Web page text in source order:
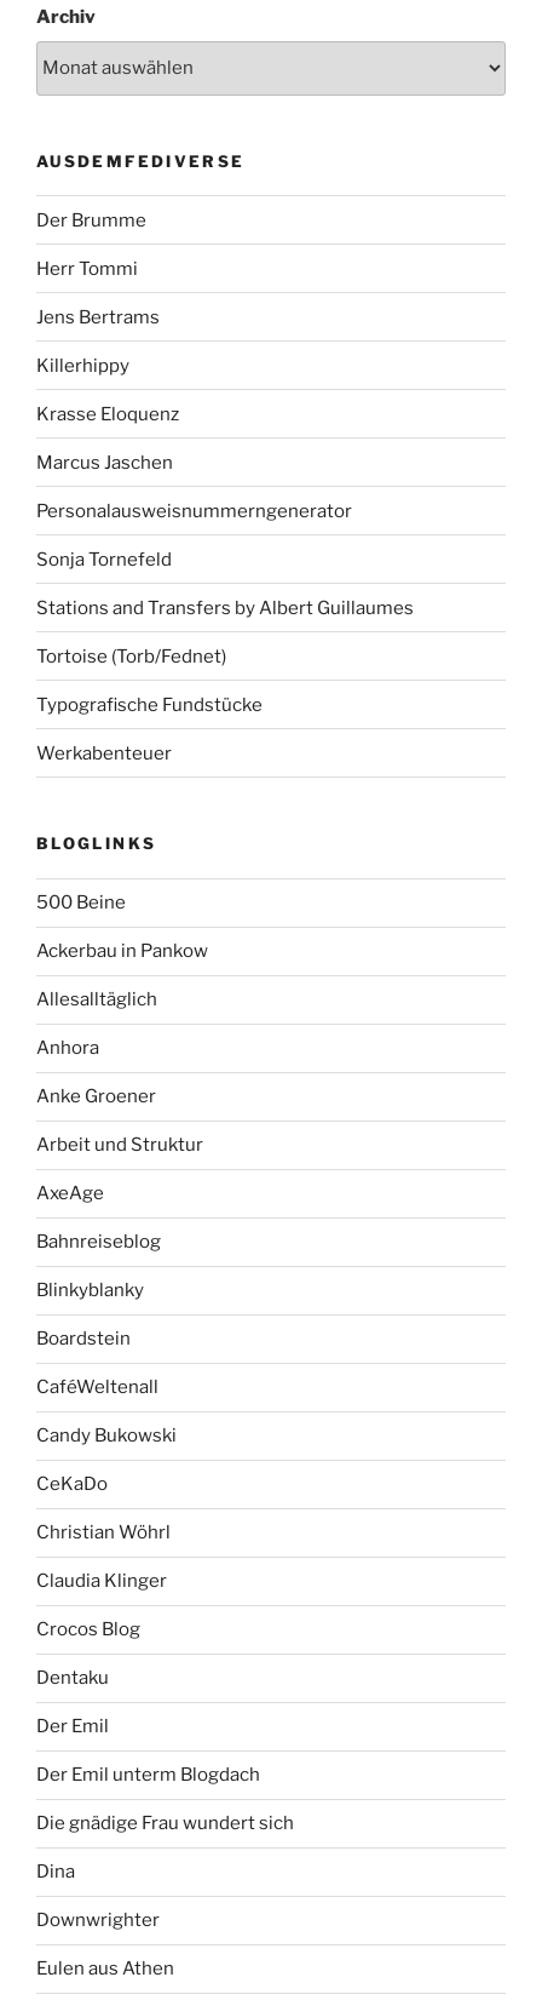
Archiv
AUSDEMFEDIVERSE
Der Brumme
Herr Tommi
Jens Bertrams
Killerhippy
Krasse Eloquenz
Marcus Jaschen
Personalausweisnummerngenerator
Sonja Tornefeld
Stations and Transfers by Albert Guillaumes
Tortoise (Torb/Fednet)
Typografische Fundstücke
Werkabenteuer
BLOGLINKS
500 Beine
Ackerbau in Pankow
Allesalltäglich
Anhora
Anke Groener
Arbeit und Struktur
AxeAge
Bahnreiseblog
Blinkyblanky
Boardstein
CaféWeltenall
Candy Bukowski
CeKaDo
Christian Wöhrl
Claudia Klinger
Crocos Blog
Dentaku
Der Emil
Der Emil unterm Blogdach
Die gnädige Frau wundert sich
Dina
Downwrighter
Eulen aus Athen